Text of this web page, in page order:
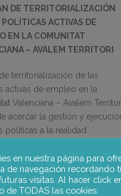
DE TERRITORIALIZACIÓN
POLÍTICAS ACTIVAS DE
EN LA COMUNITAT
– AVALEM TERRITORI
territorialización de las
activas de empleo en la
Valenciana – Avalem
acercar la gestión y
políticas a la realidad
a las necesidades de las
que habitan en él y de los
económicos. Para ello, ha
en nuestra página para
de navegación recordando
visitas. Al hacer click
de TODAS las cookies.